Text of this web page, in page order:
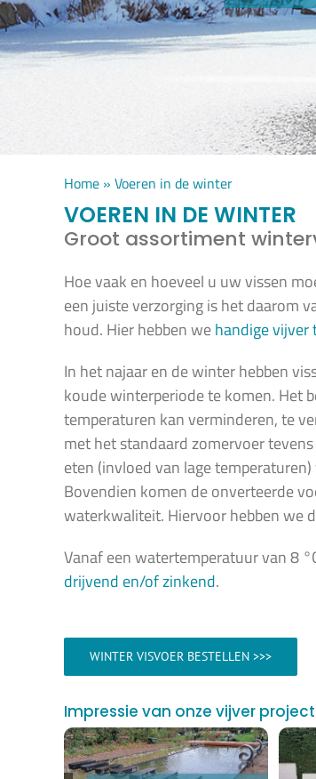
Home» Voeren in de winter
VOEREN IN DE WINTER
Groot assortiment
Hoe vaak en hoeveel u uw vissen
een juiste verzorging is het daarom
houd. Hier hebben wehandige
In het najaar en de winter hebben
koude winterperiode te komen. Het
temperaturen kan verminderen, te
met het standaard zomervoer
eten (invloed van lage
Bovendien komen de onverteerde
waterkwaliteit. Hiervoor hebben we
Vanaf een watertemperatuur van 8
drijvend en/of zinkend.
WINTER VISVOER BESTELLEN >>>
Impressie van onze vijver